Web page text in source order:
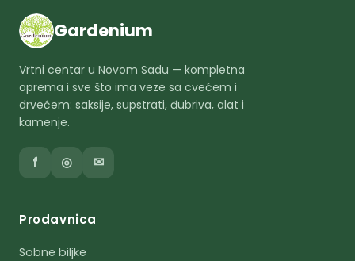
Gardenium
Vrtni centar u Novom Sadu — kompletna
oprema i sve što ima veze sa cvećem i
drvećem: saksije, supstrati, đubriva, alat i
kamenje.
f ◎ ✉
Prodavnica
Sobne biljke